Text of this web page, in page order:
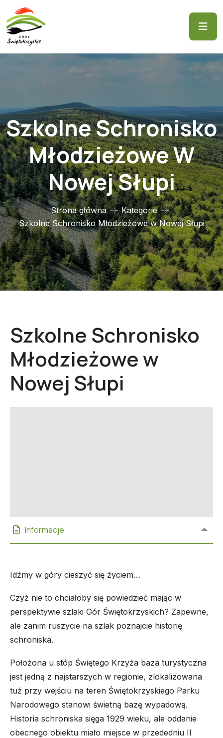
Szkolne Schronisko
Młodzieżowe W
Nowej Słupi
Strona główna
Kategorie
Szkolne Schronisko Młodzieżowe w Nowej Słupi
Szkolne Schronisko
Młodzieżowe w
Nowej Słupi
Informacje
Idźmy w góry cieszyć się życiem…
Czyż nie to chciałoby się powiedzieć mając w
perspektywie szlaki Gór Świętokrzyskich? Zapewne,
ale zanim ruszycie na szlak poznajcie historię
schroniska.
Położona u stóp Świętego Krzyża baza turystyczna
jest jedną z najstarszych w regionie, zlokalizowana
tuż przy wejściu na teren Świętokrzyskiego Parku
Narodowego stanowi świetną bazę wypadową.
Historia schroniska sięga 1929 wieku, ale oddanie
obecnego obiektu miało miejsce w przededniu II